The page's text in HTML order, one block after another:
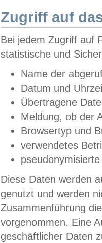
Zugriff auf
Bei jedem Zugriff auf
statistische und
Name der
Datum und
Übertragene
Meldung, ob der
Browsertyp und
verwendetes
Diese Daten werden
genutzt und werden
Zusammenführung
vorgenommen. Eine
geschäftlicher Daten